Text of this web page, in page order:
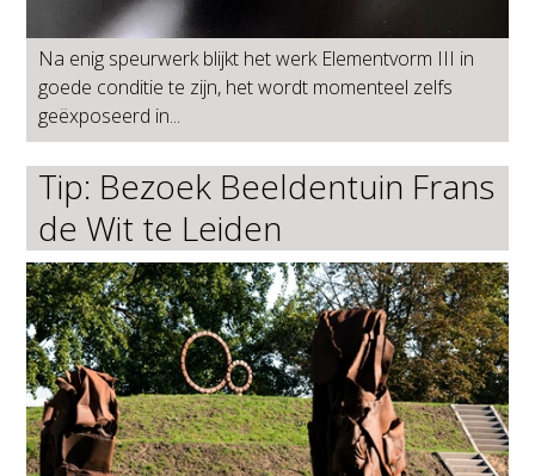
Na enig speurwerk blijkt het werk Elementvorm III in
goede conditie te zijn, het wordt momenteel zelfs
geëxposeerd in...
Tip: Bezoek Beeldentuin Frans
de Wit te Leiden